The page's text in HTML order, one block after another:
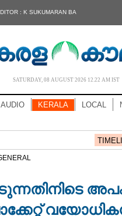
: K SUKUMARAN BA
SATURDAY, 08 AUGUST 2026 12.22 AM IST
AUDIO KERALA LOCAL